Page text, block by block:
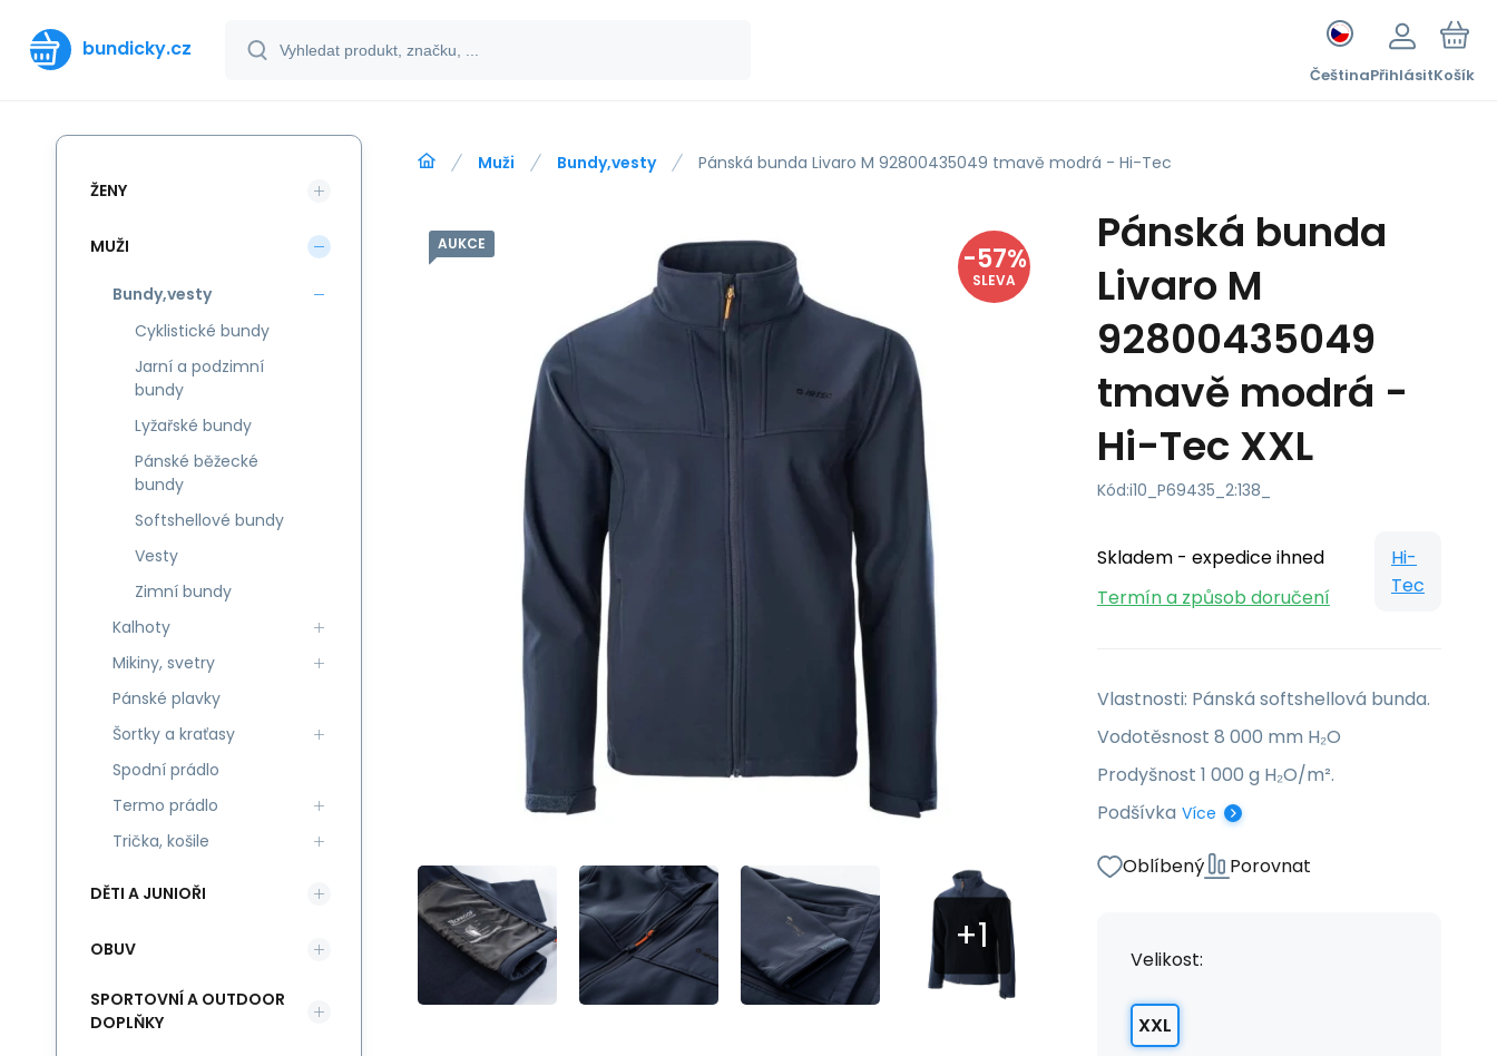
bundicky.cz
ČeštinaPřihlásitKošík
Muži Bundy,vesty Pánská bunda Livaro M 92800435049 tmavě modrá - Hi-Tec
AUKCE -57%
SLEVA
Pánská bunda
Livaro M
92800435049
tmavě modrá -
Hi-Tec XXL
Kód:i10_P69435_2:138_
Skladem - expedice ihned
Termín a způsob doručení
Hi-
Tec
Vlastnosti: Pánská softshellová bunda.
Vodotěsnost 8 000 mm H₂O
Prodyšnost 1 000 g H₂O/m².
Podšívka Více
Oblíbený Porovnat
Velikost:
XXL
ŽENY
MUŽI
Bundy,vesty
Cyklistické bundy
Jarní a podzimní
bundy
Lyžařské bundy
Pánské běžecké
bundy
Softshellové bundy
Vesty
Zimní bundy
Kalhoty
Mikiny, svetry
Pánské plavky
Šortky a kraťasy
Spodní prádlo
Termo prádlo
Trička, košile
DĚTI A JUNIOŘI
OBUV
SPORTOVNÍ A OUTDOOR
DOPLŇKY